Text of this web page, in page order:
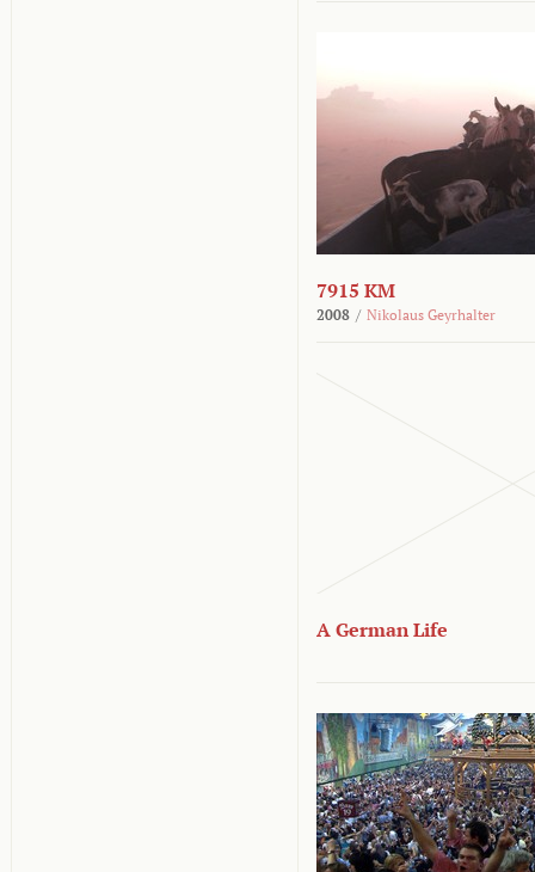
7915 KM
2008 / Nikolaus Geyrhalter
A German Life